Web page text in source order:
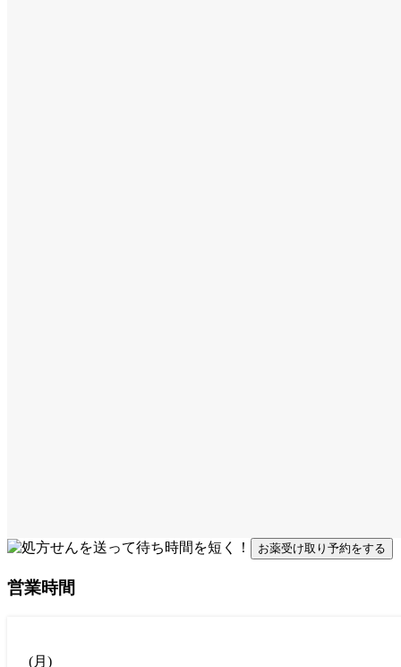
お薬受け取り予約をする
営業時間
(月 )